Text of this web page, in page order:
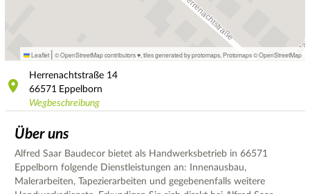
Leaflet | © OpenStreetMap contributors ♥, tiles generated by protomaps Protomaps©OpenStreetMap
Herrenachtstraße 14
66571
Eppelborn
Wegbeschreibung
Über uns
Alfred Saar Baudecor bietet als Handwerksbetrieb in 66571
Eppelborn folgende Dienstleistungen an: Innenausbau,
Malerarbeiten, Tapezierarbeiten und gegebenenfalls weitere